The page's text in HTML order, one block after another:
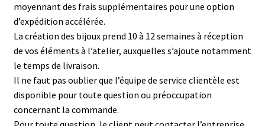
moyennant des frais supplémentaires pour une option
d’expédition accélérée.
La création des bijoux prend 10 à 12 semaines à réception
de vos éléments à l’atelier, auxquelles s’ajoute notamment
le temps de livraison.
Il ne faut pas oublier que l’équipe de service clientèle est
disponible pour toute question ou préoccupation
concernant la commande.